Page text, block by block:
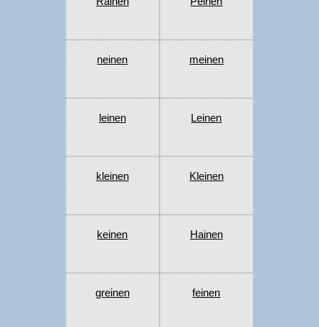
neinen meinen
leinen Leinen
kleinen Kleinen
keinen Hainen
greinen feinen